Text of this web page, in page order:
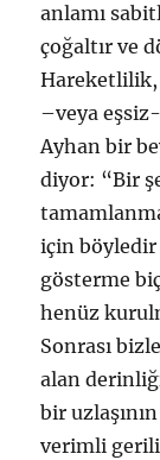
anlamı
çoğaltır ve
–veya
Ayhan bir
diyor: “Bir
için böyledir
gösterme
henüz
Sonrası
alan
bir
verimli